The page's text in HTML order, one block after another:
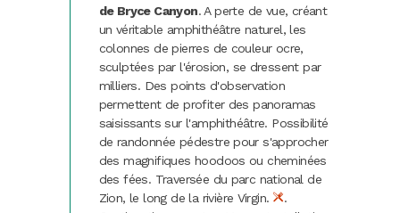
de Bryce Canyon. A perte de vue, créant
un véritable amphithéâtre naturel, les
colonnes de pierres de couleur ocre,
sculptées par l'érosion, se dressent par
milliers. Des points d'observation
permettent de profiter des panoramas
saisissants sur l'amphithéâtre. Possibilité
de randonnée pédestre pour s'approcher
des magnifiques hoodoos ou cheminées
des fées. Traversée du parc national de
Zion, le long de la rivière Virgin.
.